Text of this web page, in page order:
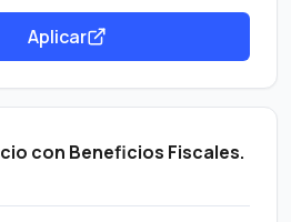
Aplicar
con Beneficios Fiscales.